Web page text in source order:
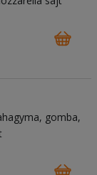
gomba